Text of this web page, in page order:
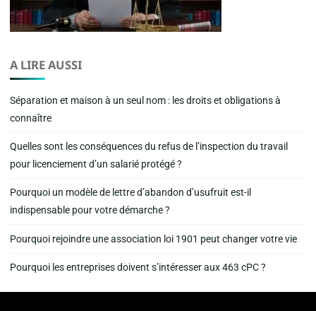
A LIRE AUSSI
Séparation et maison à un seul nom : les droits et obligations à
connaître
Quelles sont les conséquences du refus de l’inspection du travail
pour licenciement d’un salarié protégé ?
Pourquoi un modèle de lettre d’abandon d’usufruit est-il
indispensable pour votre démarche ?
Pourquoi rejoindre une association loi 1901 peut changer votre vie
Pourquoi les entreprises doivent s’intéresser aux 463 cPC ?